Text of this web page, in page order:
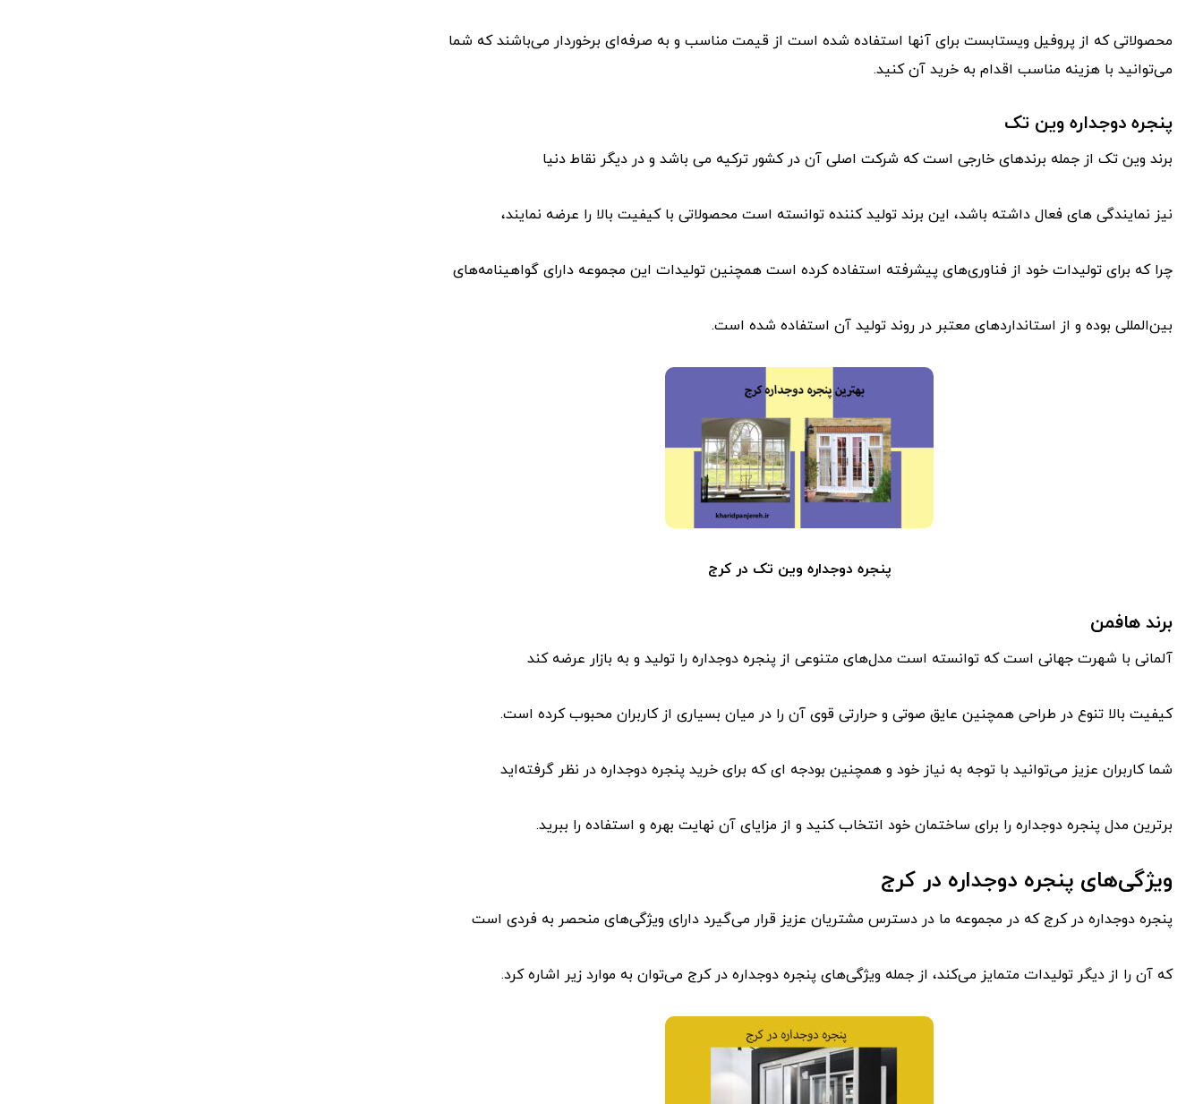
محصولاتی که از پروفیل ویستابست برای آنها استفاده شده است از قیمت مناسب و به صرفه‌ای برخوردار می‌باشند که شما
می‌توانید با هزینه مناسب اقدام به خرید آن کنید.
پنجره دوجداره وین تک
برند وین تک از جمله برندهای خارجی است که شرکت اصلی آن در کشور ترکیه می باشد و در دیگر نقاط دنیا
نیز نمایندگی های فعال داشته باشد، این برند تولید کننده توانسته است محصولاتی با کیفیت بالا را عرضه نمایند،
چرا که برای تولیدات خود از فناوری‌های پیشرفته استفاده کرده است همچنین تولیدات این مجموعه دارای گواهینامه‌های
بین‌المللی بوده و از استانداردهای معتبر در روند تولید آن استفاده شده است.
پنجره دوجداره وین تک در کرج
برند هافمن
آلمانی با شهرت جهانی است که توانسته است مدل‌های متنوعی از پنجره دوجداره را تولید و به بازار عرضه کند
کیفیت بالا تنوع در طراحی همچنین عایق صوتی و حرارتی قوی آن را در میان بسیاری از کاربران محبوب کرده است.
شما کاربران عزیز می‌توانید با توجه به نیاز خود و همچنین بودجه ای که برای خرید پنجره دوجداره در نظر گرفته‌اید
برترین مدل پنجره دوجداره را برای ساختمان خود انتخاب کنید و از مزایای آن نهایت بهره و استفاده را ببرید.
ویژگی‌های پنجره دوجداره در کرج
پنجره دوجداره در کرج که در مجموعه ما در دسترس مشتریان عزیز قرار می‌گیرد دارای ویژگی‌های منحصر به فردی است
که آن را از دیگر تولیدات متمایز می‌کند، از جمله ویژگی‌های پنجره دوجداره در کرج می‌توان به موارد زیر اشاره کرد.